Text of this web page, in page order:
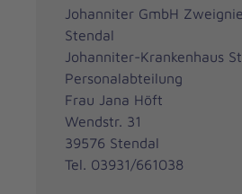
Johanniter GmbH
Stendal
Johanniter-Krankenhaus
Personalabteilung
Frau Jana Höft
Wendstr. 31
39576 Stendal
Tel. 03931/661038